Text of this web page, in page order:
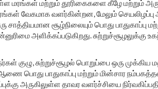
மரங்கள் மற்றும் தூரிகைகளை கீழே மற்றும்
வேகமாக வளர்கின்றன, மேலும் செயலிழப்பு
சூழ்நிலையும் பொது பாதுகாப்பு
அளிக்கப்படுகிறது. சுற்றுச்சூழலுக்கு
குழு, சுற்றுச்சூழல் பொறுப்பை ஒரு முக்கிய
பொது பாதுகாப்பு மற்றும் மின்சார
அருகிலுள்ள தாவர வளர்ச்சியை